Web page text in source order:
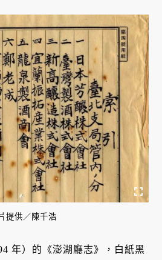
提供／陳千浩
年）的《澎湖廳志》，白紙黑